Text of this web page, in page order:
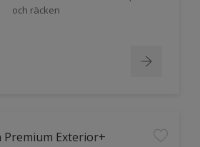
och räcken
Exterior+